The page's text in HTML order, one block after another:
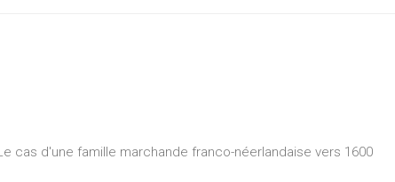
cas d'une famille marchande franco-néerlandaise vers 1600